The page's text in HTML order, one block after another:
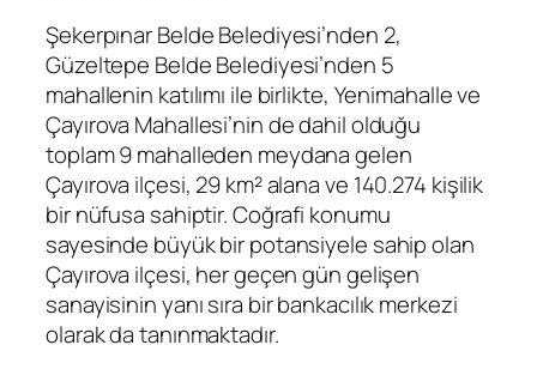
Şekerpınar Belde Belediyesi’nden 2,
Güzeltepe Belde Belediyesi’nden 5
mahallenin katılımı ile birlikte, Yenimahalle ve
Çayırova Mahallesi’nin de dahil olduğu
toplam 9 mahalleden meydana gelen
Çayırova ilçesi, 29 km² alana ve 140.274 kişilik
bir nüfusa sahiptir. Coğrafi konumu
sayesinde büyük bir potansiyele sahip olan
Çayırova ilçesi, her geçen gün gelişen
sanayisinin yanı sıra bir bankacılık merkezi
olarak da tanınmaktadır.